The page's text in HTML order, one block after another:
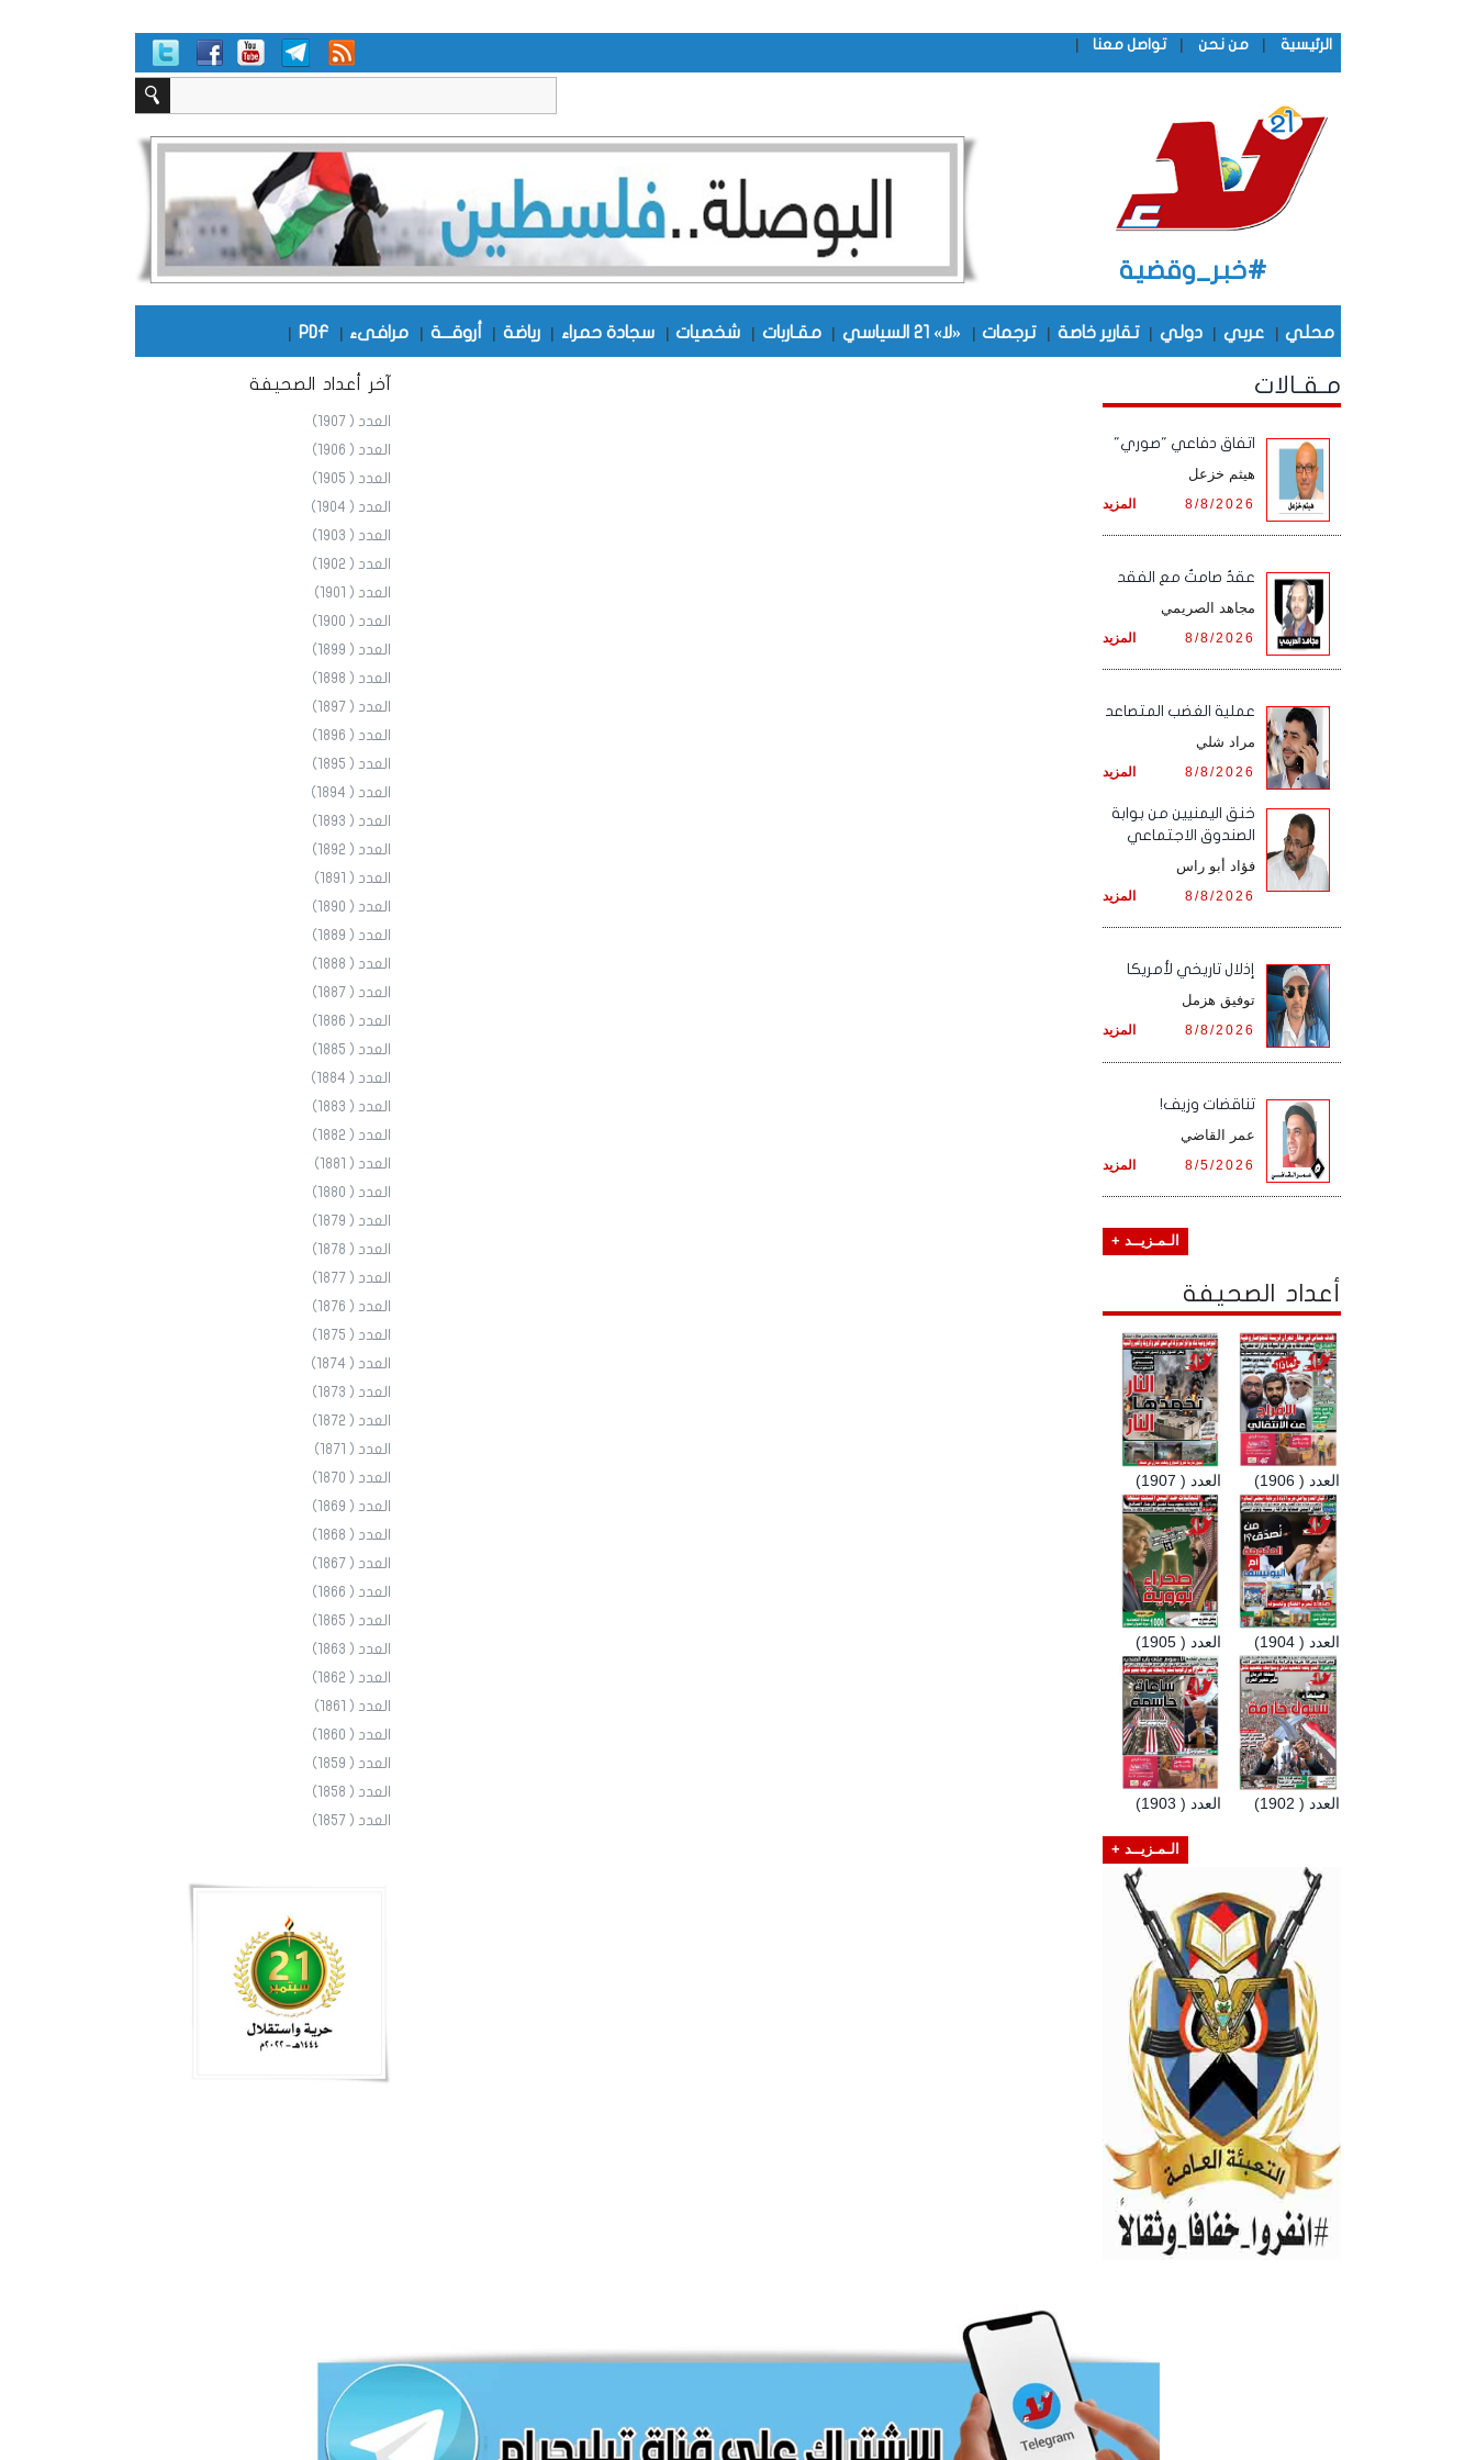
الرئيسية | من نحن | تواصل معنا |
#خبر_وقضية
محلي | عربي | دولي | تقارير خاصة | ترجمات | «لا» 21 السياسي | مقـاربات | شخصيات | سجادة حمراء | رياضة | أروقـــة | مرافىء |
PDF
|
آخر أعداد الصحيفة
العدد ( 1907)
العدد ( 1906)
العدد ( 1905)
العدد ( 1904)
العدد ( 1903)
العدد ( 1902)
العدد ( 1901)
العدد ( 1900)
العدد ( 1899)
العدد ( 1898)
العدد ( 1897)
العدد ( 1896)
العدد ( 1895)
العدد ( 1894)
العدد ( 1893)
العدد ( 1892)
العدد ( 1891)
العدد ( 1890)
العدد ( 1889)
العدد ( 1888)
العدد ( 1887)
العدد ( 1886)
العدد ( 1885)
العدد ( 1884)
العدد ( 1883)
العدد ( 1882)
العدد ( 1881)
العدد ( 1880)
العدد ( 1879)
العدد ( 1878)
العدد ( 1877)
العدد ( 1876)
العدد ( 1875)
العدد ( 1874)
العدد ( 1873)
العدد ( 1872)
العدد ( 1871)
العدد ( 1870)
العدد ( 1869)
العدد ( 1868)
العدد ( 1867)
العدد ( 1866)
العدد ( 1865)
العدد ( 1863)
العدد ( 1862)
العدد ( 1861)
العدد ( 1860)
العدد ( 1859)
العدد ( 1858)
العدد ( 1857)
مـقـالات
اتفاق دفاعي "صوري"
هيثم خزعل
المزيد 8/8/2026
عقدٌ صامتٌ مع الفقد
مجاهد الصريمي
المزيد 8/8/2026
‏عملية الغضب المتصاعد
مراد شلي
المزيد 8/8/2026
خنق اليمنيين من بوابة
الصندوق الاجتماعي
فؤاد أبو راس
المزيد 8/8/2026
إذلال تاريخي لأمريكا
توفيق هزمل
المزيد 8/8/2026
تناقضات وزيف!
عمر القاضي
المزيد 8/5/2026
الـمـزيــد +
أعداد الصحيفة
العدد ( 1907) العدد ( 1906)
العدد ( 1905) العدد ( 1904)
العدد ( 1903) العدد ( 1902)
الـمـزيــد +